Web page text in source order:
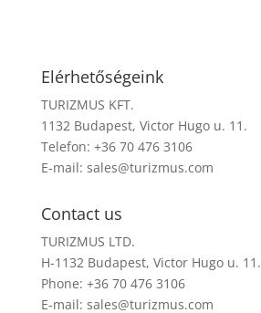
Elérhetőségeink
TURIZMUS KFT.
1132 Budapest, Victor Hugo u. 11.
Telefon: +36 70 476 3106
E-mail: sales@turizmus.com
Contact us
TURIZMUS LTD.
H-1132 Budapest, Victor Hugo u. 11.
Phone: +36 70 476 3106
E-mail: sales@turizmus.com